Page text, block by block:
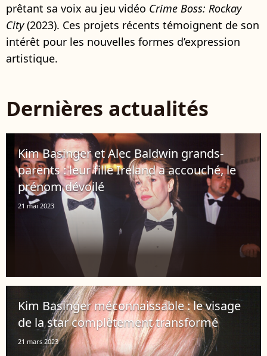
prêtant sa voix au jeu vidéo Crime Boss: Rockay
City(2023). Ces projets récents témoignent de son
intérêt pour les nouvelles formes d’expression
artistique.
Dernières actualités
Kim Basinger et Alec Baldwin grands-
parents : leur fille Ireland a accouché, le
prénom dévoilé
21 mai 2023
Kim Basinger méconnaissable : le visage
de la star complètement transformé
21 mars 2023